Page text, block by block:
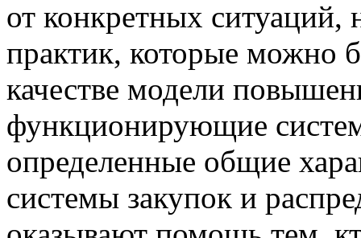
от конкретных ситуаций,
практик, которые можно
качестве модели
функционирующие
определенные общие
системы закупок и